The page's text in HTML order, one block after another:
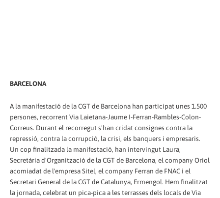
BARCELONA
A la manifestació de la CGT de Barcelona han participat unes 1.500
persones, recorrent Via Laietana-Jaume I-Ferran-Rambles-Colon-
Correus. Durant el recorregut s'han cridat consignes contra la
repressió, contra la corrupció, la crisi, els banquers i empresaris.
Un cop finalitzada la manifestació, han intervingut Laura,
Secretària d'Organització de la CGT de Barcelona, ​​el company Oriol
acomiadat de l'empresa Sitel, el company Ferran de FNAC i el
Secretari General de la CGT de Catalunya, Ermengol. Hem finalitzat
la jornada, celebrat un pica-pica a les terrasses dels locals de Via